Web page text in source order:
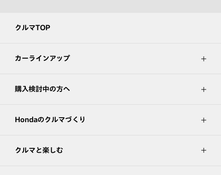
クルマTOP
カーラインアップ
購入検討中の方へ
Hondaのクルマづくり
クルマと楽しむ